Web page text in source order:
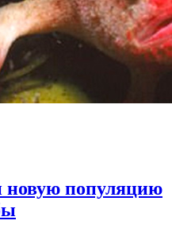
популяцию